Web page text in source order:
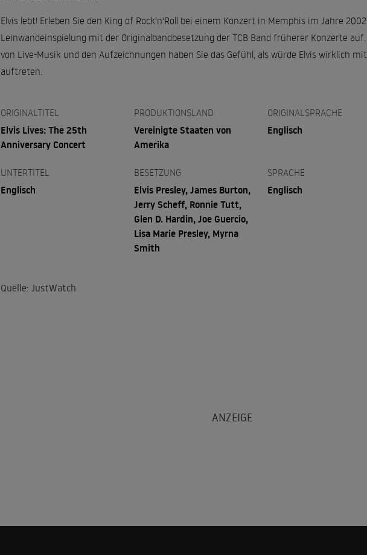
Elvis lebt! Erleben Sie den King of Rock'n'Roll bei einem Konzert in Memphis im Jahre
Leinwandeinspielung mit der Originalbandbesetzung der TCB Band früherer Konzerte
von Live-Musik und den Aufzeichnungen haben Sie das Gefühl, als würde Elvis wirklich
auftreten.
ORIGINALTITEL
Elvis Lives: The 25th
Anniversary Concert
PRODUKTIONSLAND
Vereinigte Staaten von
Amerika
ORIGINALSPRACHE
Englisch
UNTERTITEL
Englisch
BESETZUNG
Elvis Presley, James Burton,
Jerry Scheff, Ronnie Tutt,
Glen D. Hardin, Joe Guercio,
Lisa Marie Presley, Myrna
Smith
SPRACHE
Englisch
Quelle: JustWatch